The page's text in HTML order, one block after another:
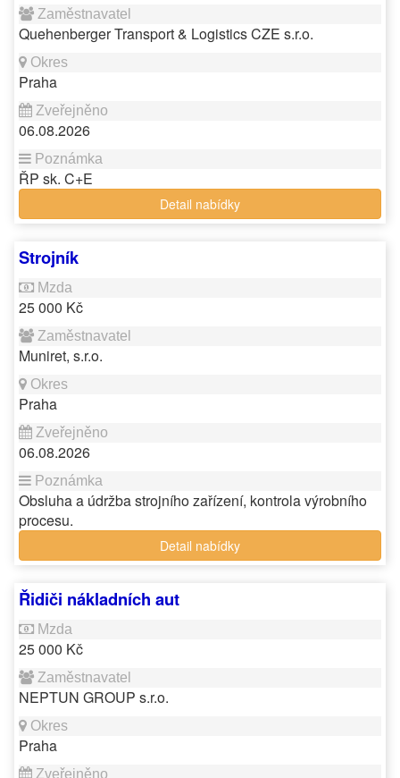
Quehenberger Transport & Logistics CZE s.r.o.
Praha
06.08.2026
ŘP sk. C+E
Detail nabídky
Strojník
25 000 Kč
Muniret, s.r.o.
Praha
06.08.2026
Obsluha a údržba strojního zařízení, kontrola výrobního
procesu.
Detail nabídky
Řidiči nákladních aut
25 000 Kč
NEPTUN GROUP s.r.o.
Praha